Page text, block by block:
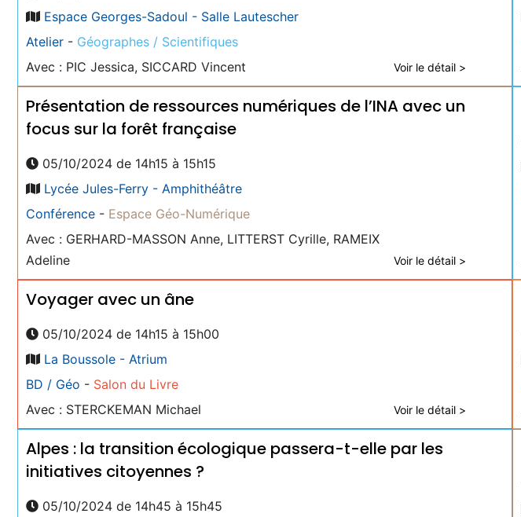
Espace Georges-Sadoul - Salle Lautescher
Atelier - Géographes / Scientifiques
Avec : PIC Jessica, SICCARD Vincent
Voir le détail >
Présentation de ressources numériques de l’INA avec un
focus sur la forêt française
05/10/2024 de 14h15 à 15h15
Lycée Jules-Ferry - Amphithéâtre
Conférence - Espace Géo-Numérique
Avec : GERHARD-MASSON Anne, LITTERST Cyrille, RAMEIX
Adeline
Voir le détail >
Voyager avec un âne
05/10/2024 de 14h15 à 15h00
La Boussole - Atrium
BD / Géo - Salon du Livre
Avec : STERCKEMAN Michael
Voir le détail >
Alpes : la transition écologique passera-t-elle par les
initiatives citoyennes ?
05/10/2024 de 14h45 à 15h45